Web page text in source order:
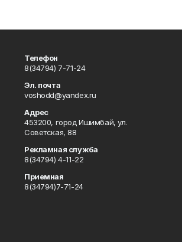
Телефон
8(34794) 7-71-24
Эл. почта
voshodd@yandex.ru
Адрес
453200, город Ишимбай, ул.
Советская, 88
Рекламная служба
8(34794) 4-11-22
Приемная
8(34794)7-71-24